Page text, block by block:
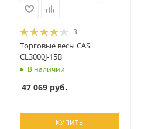
3
Торговые весы CAS
CL3000J-15B
В наличии
47 069 руб.
КУПИТЬ